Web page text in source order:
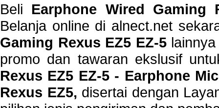
Beli Earphone Wired
Belanja online di alnect.net
Gaming Rexus EZ5 EZ-5
promo dan tawaran ekslusif
Rexus EZ5 EZ-5 - Earphone
Rexus EZ5, disertai dengan